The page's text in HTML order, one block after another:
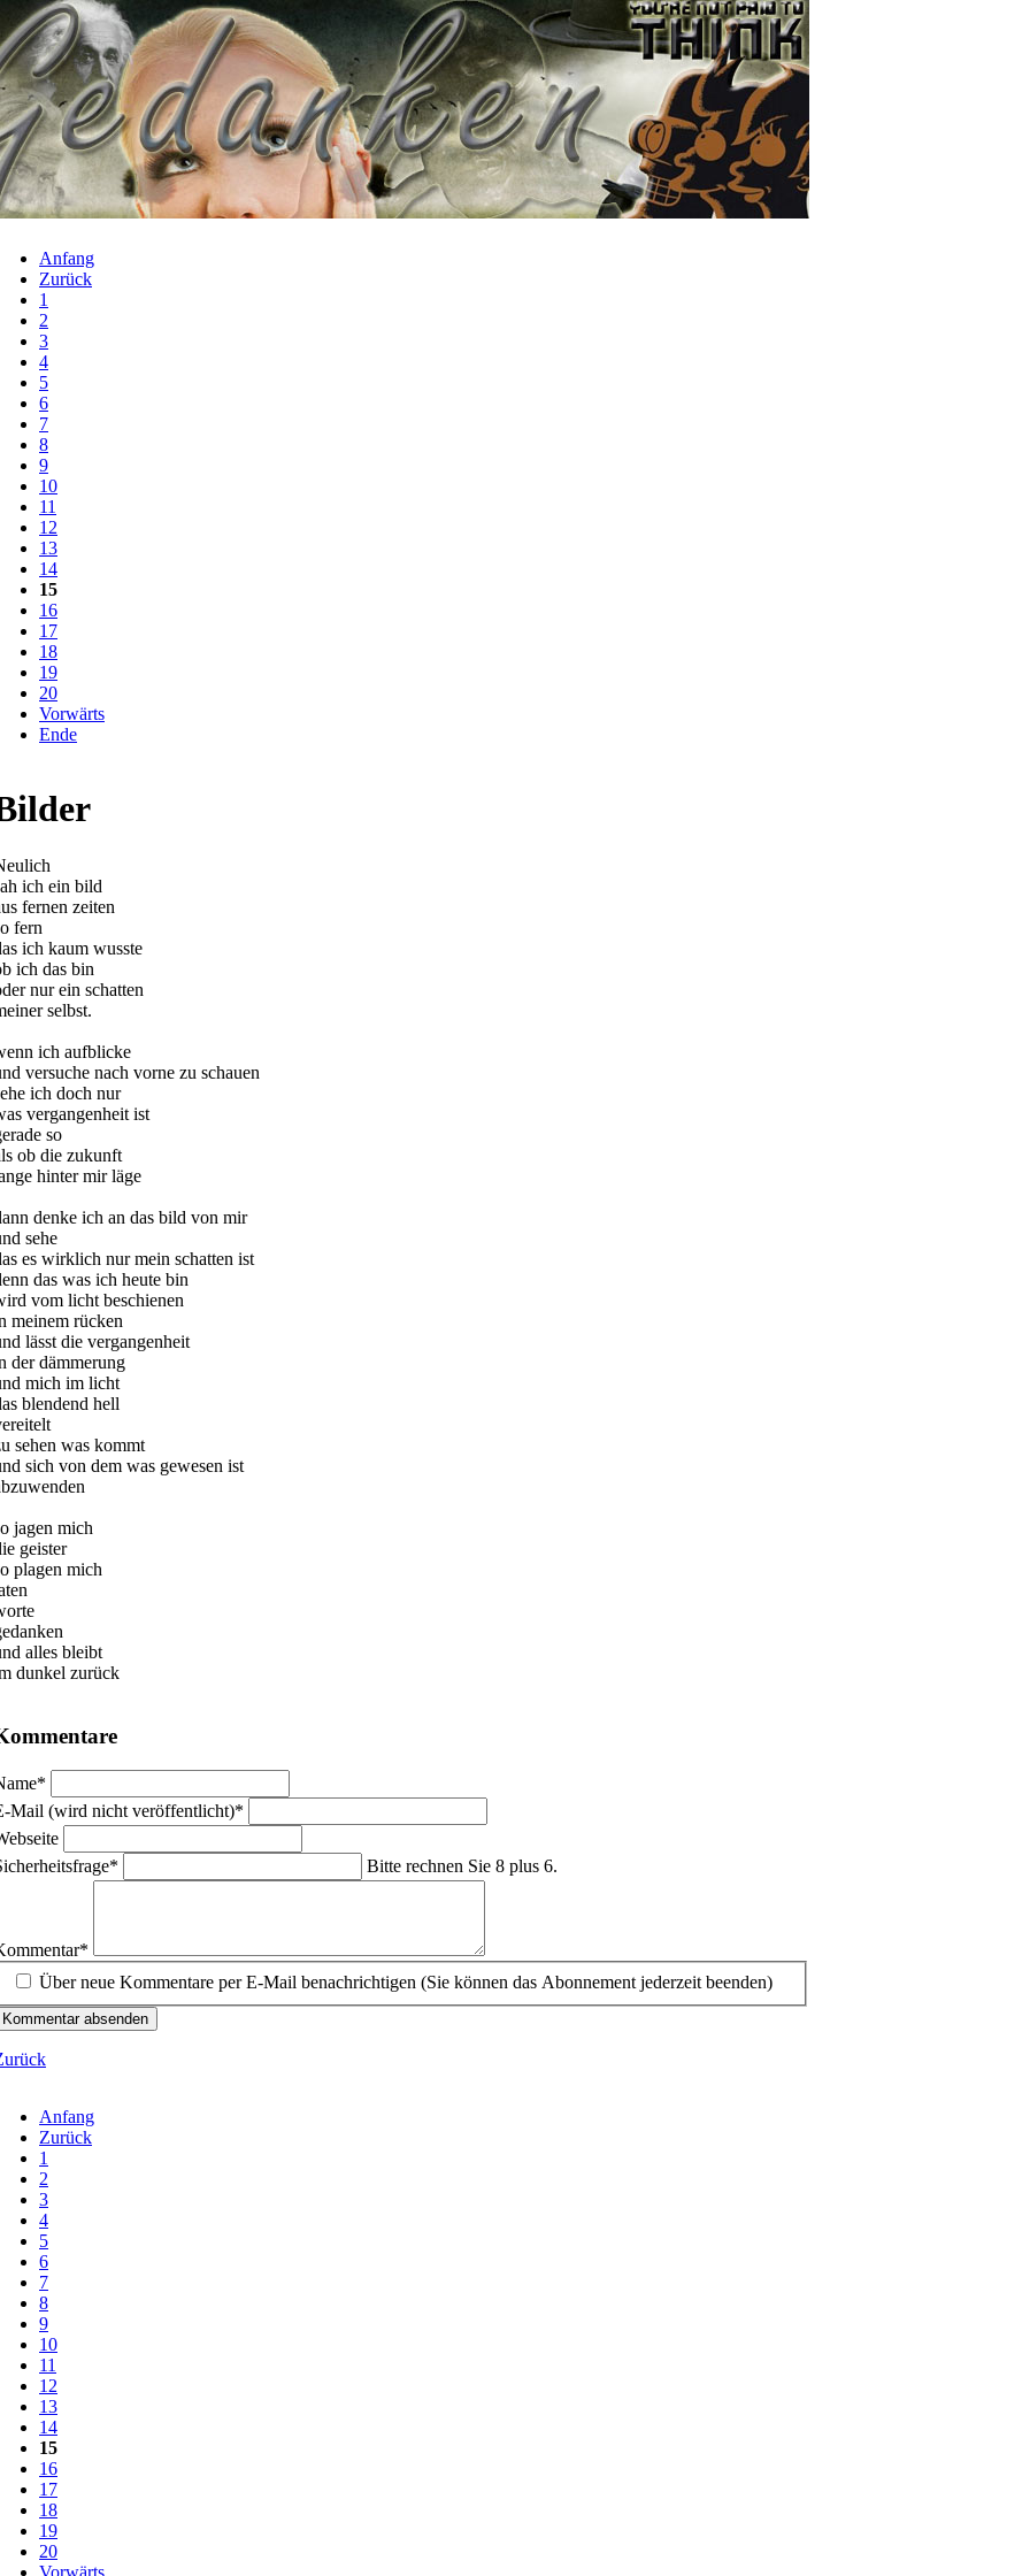
Anfang
Zurück
1
2
3
4
5
6
7
8
9
10
11
12
13
14
15
16
17
18
19
20
Vorwärts
Ende
ich ein bild
fernen zeiten
fern
ich kaum wusste
ich das bin
nur ein schatten
selbst.
ich aufblicke
versuche nach vorne zu schauen
ich doch nur
vergangenheit ist
so
ob die zukunft
hinter mir läge
denke ich an das bild von mir
sehe
es wirklich nur mein schatten ist
das was ich heute bin
vom licht beschienen
meinem rücken
lässt die vergangenheit
der dämmerung
mich im licht
blendend hell
sehen was kommt
sich von dem was gewesen ist
jagen mich
geister
plagen mich
alles bleibt
dunkel zurück
*
Mail (wird nicht veröffentlicht)*
*
Bitte rechnen Sie 8 plus 6.
*
Über neue Kommentare per E-Mail benachrichtigen (Sie können das Abonnement jederzeit beenden)
Kommentar absenden
Anfang
Zurück
1
2
3
4
5
6
7
8
9
10
11
12
13
14
15
16
17
18
19
20
Vorwärts